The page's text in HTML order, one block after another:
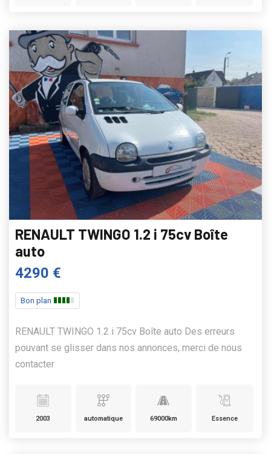
RENAULT TWINGO 1.2 i 75cv Boîte
auto
4290 €
Bon plan
RENAULT TWINGO 1.2 i 75cv Boîte auto Des erreurs
pouvant se glisser dans nos annonces, merci de nous
contacter
2003 automatique 69000km Essence